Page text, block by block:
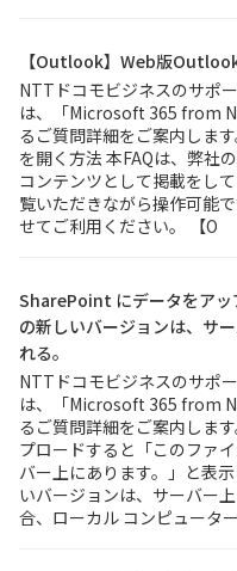
【Outlook】Web版
NTTドコモビジネスのサポ
は、「Microsoft 365 from
るご質問詳細をご案内しま
を開く方法 本FAQは、弊社
コンテンツとして掲載をし
覧いただきながら操作可能
せてご利用ください。 【O
SharePoint にデータをアッ
の新しいバージョンは、サ
れる。
NTTドコモビジネスのサポ
は、「Microsoft 365 from
るご質問詳細をご案内しま
プロードすると「このファ
バー上にあります。」と表
いバージョンは、サーバー
合、ローカル コンピュータ